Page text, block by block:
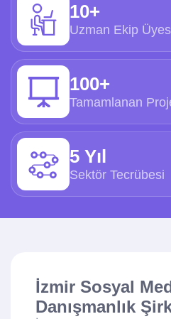
10+
Uzman Ekip
100+
Tamamlanan
5 Yıl
Sektör Tecrübesi
İzmir Sosyal
Danışmanlık